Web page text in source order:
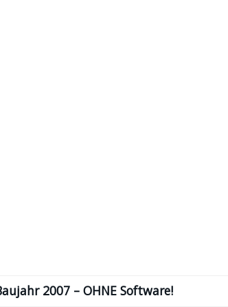
2007 – OHNE Software!